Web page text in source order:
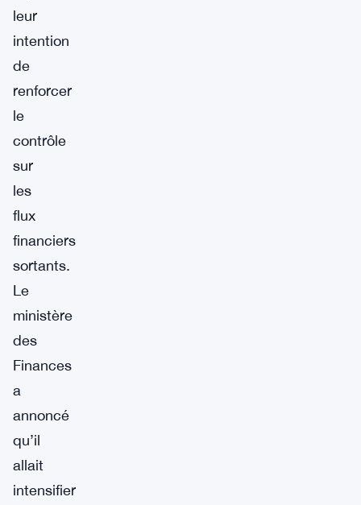
leur
intention
de
renforcer
le
contrôle
sur
les
flux
financiers
sortants.
Le
ministère
des
Finances
a
annoncé
qu’il
allait
intensifier